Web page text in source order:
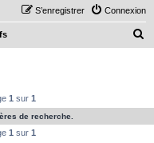
Connexion
S’enregistrer
e
1 sur 1
de recherche.
1 sur 1